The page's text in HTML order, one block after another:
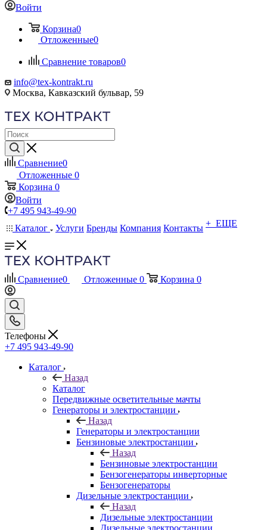
Войти
Корзина0
Отложенные0
Сравнение товаров0
info@tex-kontrakt.ru
Москва, Кавказский бульвар, 59
Сравнение0
Отложенные 0
Корзина 0
Войти
+7 495 943-49-90
Каталог
Услуги Бренды Компания Контакты + ЕЩЕ
Сравнение0 Отложенные 0 Корзина 0
Телефоны
+7 495 943-49-90
Каталог
Назад
Каталог
Передвижные осветительные мачты
Генераторы и электростанции
Назад
Генераторы и электростанции
Бензиновые электростанции
Назад
Бензиновые электростанции
Бензогенераторы инверторные
Бензогенераторы
Дизельные электростанции
Назад
Дизельные электростанции
Дизельные электростанции